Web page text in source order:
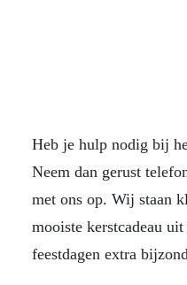
Heb je hulp nodig bij
Neem dan gerust
met ons op. Wij staan
mooiste kerstcadeau
feestdagen extra